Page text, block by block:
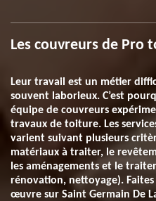
Les couvreurs de Pro
Leur travail est un métier
souvent laborieux. C’est
équipe de couvreurs
travaux de toiture. Les
varient suivant plusieurs
matériaux à traiter, le
les aménagements et le
rénovation, nettoyage).
œuvre sur Saint Germain De